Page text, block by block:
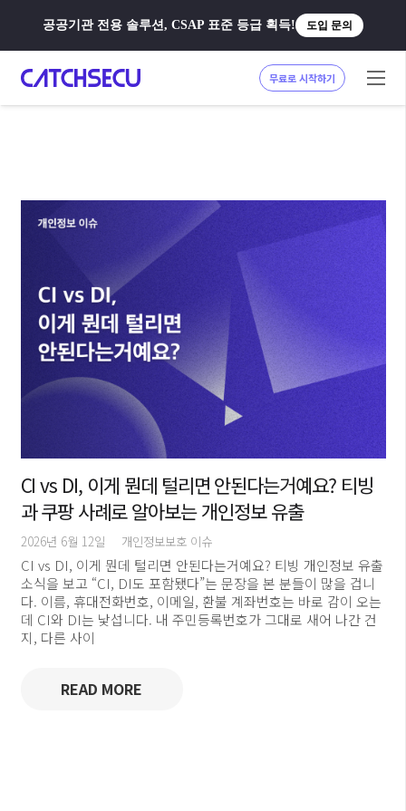
공공기관 전용 솔루션, CSAP 표준 등급 획득! 도입 문의
무료로 시작하기
CI vs DI, 이게 뭔데 털리면 안된다는거예요? 티빙
과 쿠팡 사례로 알아보는 개인정보 유출
2026년 6월 12일 개인정보보호 이슈
CI vs DI, 이게 뭔데 털리면 안된다는거예요? 티빙 개인정보 유출
소식을 보고 “CI, DI도 포함됐다”는 문장을 본 분들이 많을 겁니
다. 이름, 휴대전화번호, 이메일, 환불 계좌번호는 바로 감이 오는
데 CI와 DI는 낯섭니다. 내 주민등록번호가 그대로 새어 나간 건
지, 다른 사이
READ MORE